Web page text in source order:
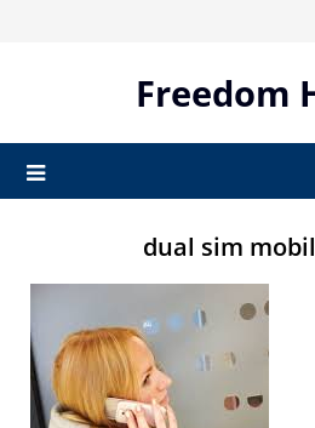
Freedom
dual sim